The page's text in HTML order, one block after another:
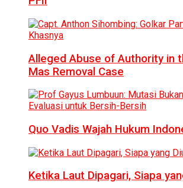
Alleged Abuse of Authority in
Mas Removal Case
Quo Vadis Wajah Hukum
Ketika Laut Dipagari, Siapa